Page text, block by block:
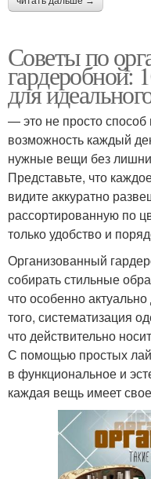
Советы по
гардеробной:
для
— это не просто
возможность каждый
нужные вещи без
Представьте, что
видите аккуратно
рассортированную по
только удобство и
Организованный
собирать стильные
что особенно
того, систематизация
что действительно
С помощью простых
в функциональное и
каждая вещь имеет